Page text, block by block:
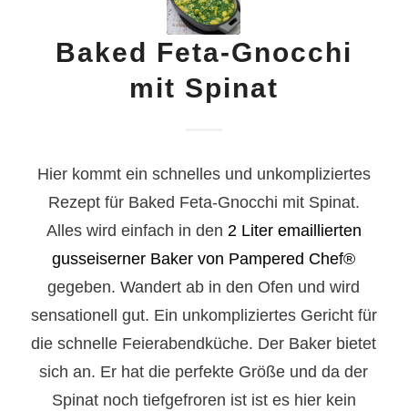
Baked Feta-Gnocchi
mit Spinat
Hier kommt ein schnelles und unkompliziertes
Rezept für Baked Feta-Gnocchi mit Spinat.
Alles wird einfach in den 2 Liter emaillierten
gusseiserner Baker von Pampered Chef®
gegeben. Wandert ab in den Ofen und wird
sensationell gut. Ein unkompliziertes Gericht für
die schnelle Feierabendküche. Der Baker bietet
sich an. Er hat die perfekte Größe und da der
Spinat noch tiefgefroren ist ist es hier kein